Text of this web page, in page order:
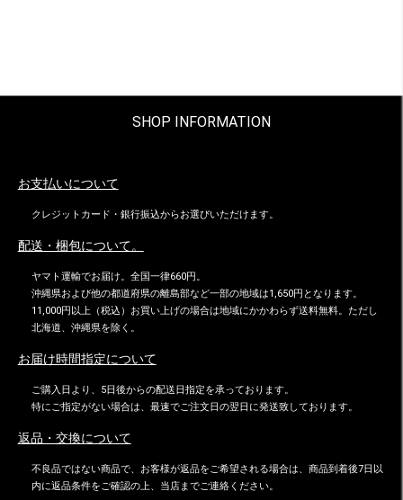
SHOP INFORMATION
お支払いについて
クレジットカード・銀行振込からお選びいただけます。
配送・梱包について。
ヤマト運輸でお届け。全国一律660円。
沖縄県および他の都道府県の離島部など一部の地域は1,650円となります。
11,000円以上（税込）お買い上げの場合は地域にかかわらず送料無料。ただし
北海道、沖縄県を除く。
お届け時間指定について
ご購入日より、5日後からの配送日指定を承っております。
特にご指定がない場合は、最速でご注文日の翌日に発送致しております。
返品・交換について
不良品ではない商品で、お客様が返品をご希望される場合は、商品到着後7日以
内に返品条件をご確認の上、当店までご連絡ください。